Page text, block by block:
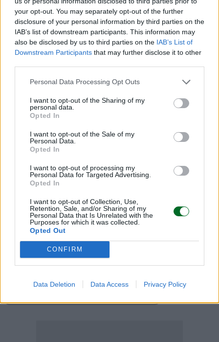
your opt-out. You may separately opt-out of the further
disclosure of your personal information by third parties on the
IAB’s list of downstream participants. This information may
also be disclosed by us to third parties on the IAB’s List of
Downstream Participants that may further disclose it to other
Personal Data Processing Opt Outs
I want to opt-out of the Sharing of my
personal data.
Opted In
I want to opt-out of the Sale of my
Personal Data.
Opted In
I want to opt-out of processing my
Personal Data for Targeted Advertising.
Opted In
I want to opt-out of Collection, Use,
Retention, Sale, and/or Sharing of my
Personal Data that Is Unrelated with the
Purposes for which it was collected.
Opted Out
CONFIRM
Data Deletion Data Access Privacy Policy
monitoraggio annuale e aggiornamento triennale
della roadmap, finalizzato a garantire flessibilità e
reattività rispetto all’evoluzione tecnologica, ai
contesti di mercato e agli scenari geopolitici; il
bilanciamento tra misure incentivanti lato offerta
e lato domanda, affinché l’incentivazione alla
accompagni a strumenti in grado di stimolare
l’adozione di nuove tecnologie da parte di
cittadini e imprese e l’attivazione di nuove filiere
produttive collegate.
© RIPRODUZIONE RISERVATA
edison transizione energetica
Condividi